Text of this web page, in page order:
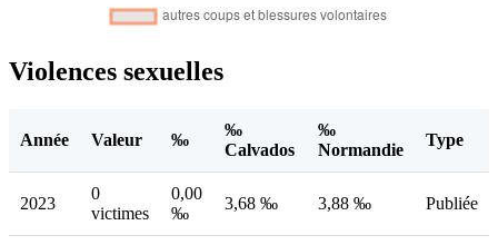
Violences sexuelles
Année Valeur ‰
‰
Calvados
‰
Normandie
Type
2023
0
victimes
0,00
‰
3,68 ‰ 3,88 ‰ Publiée